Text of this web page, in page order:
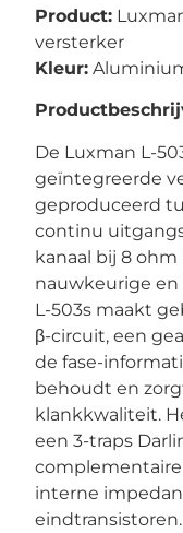
Product:
versterker
Kleur:
De Luxman L-
geïntegreerde
geproduceerd
continu
kanaal bij 8
nauwkeurige en
L-503s maakt
β-circuit, een
de fase-
behoudt en
klankkwaliteit.
een 3-traps
interne